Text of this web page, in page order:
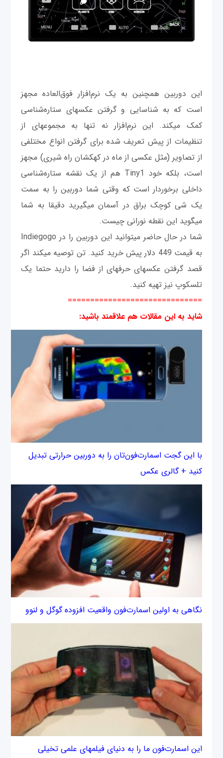
این دوربين همچنین به یک نرم‌افزار فوق‌العاده مجهز
است که به شناسایی و گرفتن عکس‎های ستاره‌شناسی
کمک می‎کند. این نرم‌افزار نه تنها به مجموعه‎ای از
تنظیمات از پیش تعریف شده برای گرفتن انواع مختلفی
از تصاویر (مثل عکسی از ماه در کهکشان راه شیری) مجهز
است، بلکه خود Tiny1 هم از یک نقشه ستاره‌شناسی
داخلی برخوردار است که وقتی شما دوربين را به سمت
یک شی کوچک براق در آسمان می‎گیرید دقیقا به شما
می‎گوید این نقطه نورانی چیست.
شما در حال حاضر می‎توانید این دوربين را در Indiegogo
به قیمت 449 دلار پیش خرید کنید. تن توصیه می‎کند اگر
قصد گرفتن عکس‎های حرفه‎ای از فضا را دارید حتما یک
تلسکوپ نیز تهیه کنید.
==============================
شاید به این مقالات هم علاقمند باشید:
با این گجت اسمارت‌فون‌تان را به دوربین حرارتی تبدیل
کنید + گالری عکس
نگاهی به اولین اسمارت‌فون واقعیت افزوده گوگل و لنوو
این اسمارت‌فون ما را به دنیای فیلم‎های علمی‎ تخیلی